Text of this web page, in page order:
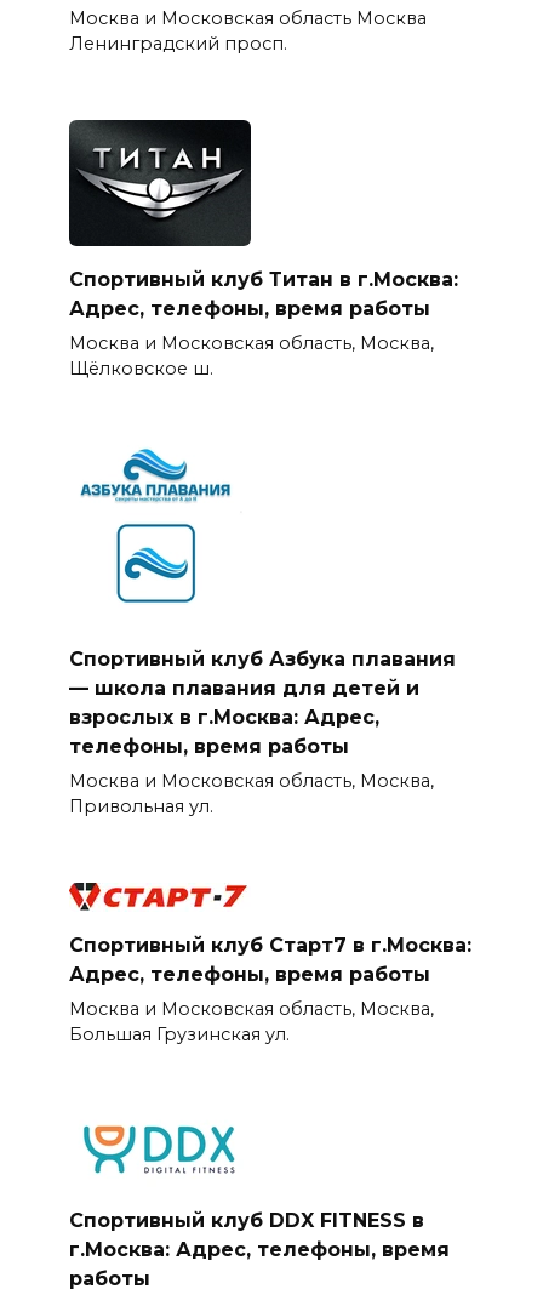
Москва и Московская область Москва
Ленинградский просп.
Спортивный клуб Титан в г.Москва:
Адрес, телефоны, время работы
Москва и Московская область, Москва,
Щёлковское ш.
Спортивный клуб Азбука плавания
— школа плавания для детей и
взрослых в г.Москва: Адрес,
телефоны, время работы
Москва и Московская область, Москва,
Привольная ул.
Спортивный клуб Старт7 в г.Москва:
Адрес, телефоны, время работы
Москва и Московская область, Москва,
Большая Грузинская ул.
Спортивный клуб DDX FITNESS в
г.Москва: Адрес, телефоны, время
работы